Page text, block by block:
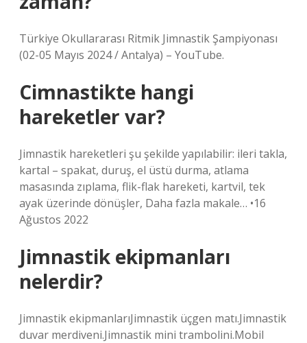
Türkiye Okullararası Ritmik Jimnastik Şampiyonası
(02-05 Mayıs 2024 / Antalya) – YouTube.
Cimnastikte hangi
hareketler var?
Jimnastik hareketleri şu şekilde yapılabilir: ileri takla,
kartal – spakat, duruş, el üstü durma, atlama
masasında zıplama, flik-flak hareketi, kartvil, tek
ayak üzerinde dönüşler, Daha fazla makale… •16
Ağustos 2022
Jimnastik ekipmanları
nelerdir?
Jimnastik ekipmanlarıJimnastik üçgen matı.Jimnastik
duvar merdiveni.Jimnastik mini trambolini.Mobil